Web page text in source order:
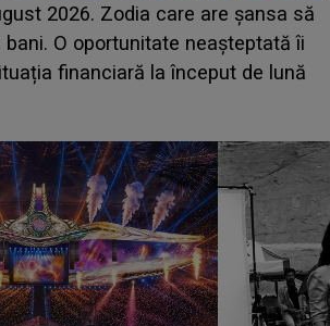
ONE, prima zi. Cine sunt artiștii
și de la ce ore au loc cele mai
pe scena principală?